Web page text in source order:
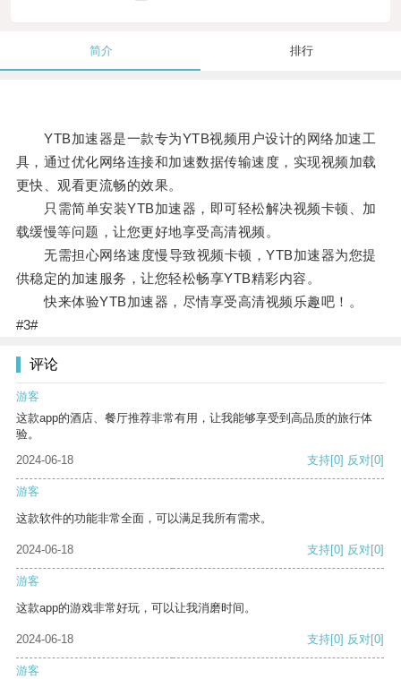
简介 排行
YTB加速器是一款专为YTB视频用户设计的网络加速工
具，通过优化网络连接和加速数据传输速度，实现视频加载
更快、观看更流畅的效果。
只需简单安装YTB加速器，即可轻松解决视频卡顿、加
载缓慢等问题，让您更好地享受高清视频。
无需担心网络速度慢导致视频卡顿，YTB加速器为您提
供稳定的加速服务，让您轻松畅享YTB精彩内容。
快来体验YTB加速器，尽情享受高清视频乐趣吧！。
#3#
评论
游客
这款app的酒店、餐厅推荐非常有用，让我能够享受到高品质的旅行体
验。
2024-06-18
支持[0] 反对[0]
游客
这款软件的功能非常全面，可以满足我所有需求。
2024-06-18 支持[0] 反对[0]
游客
这款app的游戏非常好玩，可以让我消磨时间。
2024-06-18 支持[0] 反对[0]
游客